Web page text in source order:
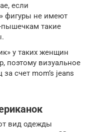
если
фигуры не имеют
такие
у таких женщин
поэтому визуальное
счет mom’s jeans
вид одежды